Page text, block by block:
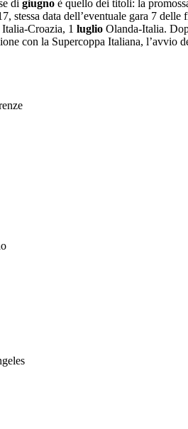
di giugno è quello dei titoli: la
stessa data dell’eventuale gara 7
Croazia, 1 luglio Olanda-Italia.
con la Supercoppa Italiana, l’avvio